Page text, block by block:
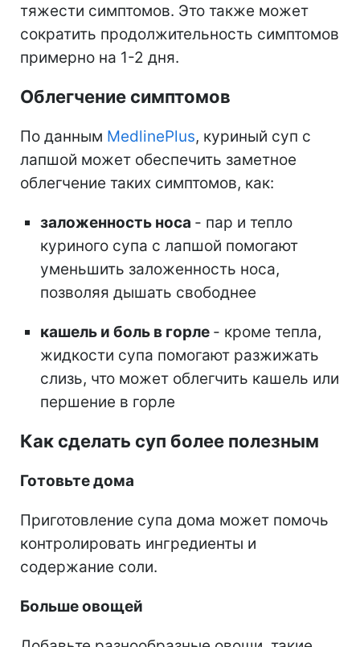
тяжести симптомов. Это также может
сократить продолжительность симптомов
примерно на 1-2 дня.
Облегчение симптомов
По данным MedlinePlus, куриный суп с
лапшой может обеспечить заметное
облегчение таких симптомов, как:
заложенность носа - пар и тепло
куриного супа с лапшой помогают
уменьшить заложенность носа,
позволяя дышать свободнее
кашель и боль в горле - кроме тепла,
жидкости супа помогают разжижать
слизь, что может облегчить кашель или
першение в горле
Как сделать суп более полезным
Готовьте дома
Приготовление супа дома может помочь
контролировать ингредиенты и
содержание соли.
Больше овощей